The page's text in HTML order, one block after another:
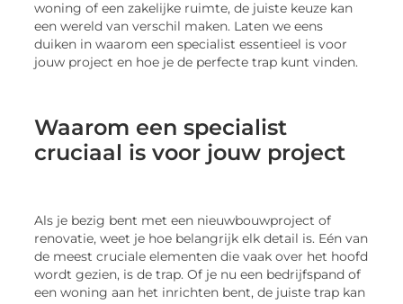
woning of een zakelijke ruimte, de juiste keuze kan
een wereld van verschil maken. Laten we eens
duiken in waarom een specialist essentieel is voor
jouw project en hoe je de perfecte trap kunt vinden.
Waarom een specialist
cruciaal is voor jouw project
Als je bezig bent met een nieuwbouwproject of
renovatie, weet je hoe belangrijk elk detail is. Eén van
de meest cruciale elementen die vaak over het hoofd
wordt gezien, is de trap. Of je nu een bedrijfspand of
een woning aan het inrichten bent, de juiste trap kan